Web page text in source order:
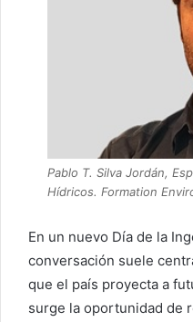
Pablo T. Silva Jordán,
Hídricos. Formation
En un nuevo Día de la
conversación suele
que el país proyecta a
surge la oportunidad de